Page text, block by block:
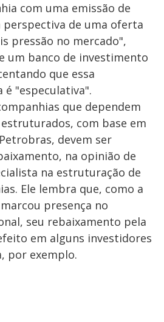
com uma emissão de
perspectiva de uma oferta
pressão no mercado",
um banco de investimento
que essa
é "especulativa".
que dependem
com base em
devem ser
na opinião de
na estruturação de
Ele lembra que, como a
presença no
seu rebaixamento pela
em alguns investidores
por exemplo.